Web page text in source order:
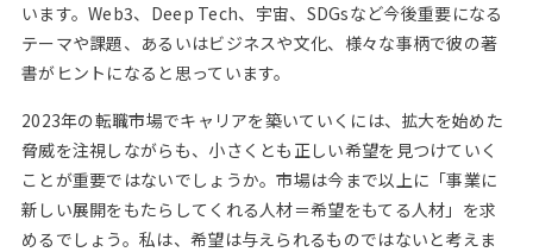
います。Web3、Deep Tech、宇宙、SDGsなど今後重要になる
テーマや課題、あるいはビジネスや文化、様々な事柄で彼の著
書がヒントになると思っています。
2023年の転職市場でキャリアを築いていくには、拡大を始めた
脅威を注視しながらも、小さくとも正しい希望を見つけていく
ことが重要ではないでしょうか。市場は今まで以上に「事業に
新しい展開をもたらしてくれる人材＝希望をもてる人材」を求
めるでしょう。私は、希望は与えられるものではないと考えま